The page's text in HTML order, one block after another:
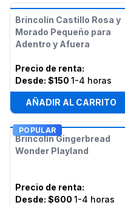
Brincolín Castillo Rosa y
Morado Pequeño para
Adentro y Afuera
Precio de renta:
Desde: $150 1-4 horas
AÑADIR AL CARRITO
POPULAR
Brincolín Gingerbread
Wonder Playland
Precio de renta:
Desde: $600 1-4 horas